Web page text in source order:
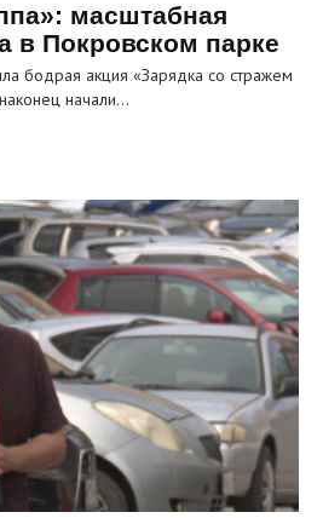
масштабная
в Покровском парке
бодрая акция «Зарядка со стражем
начали…